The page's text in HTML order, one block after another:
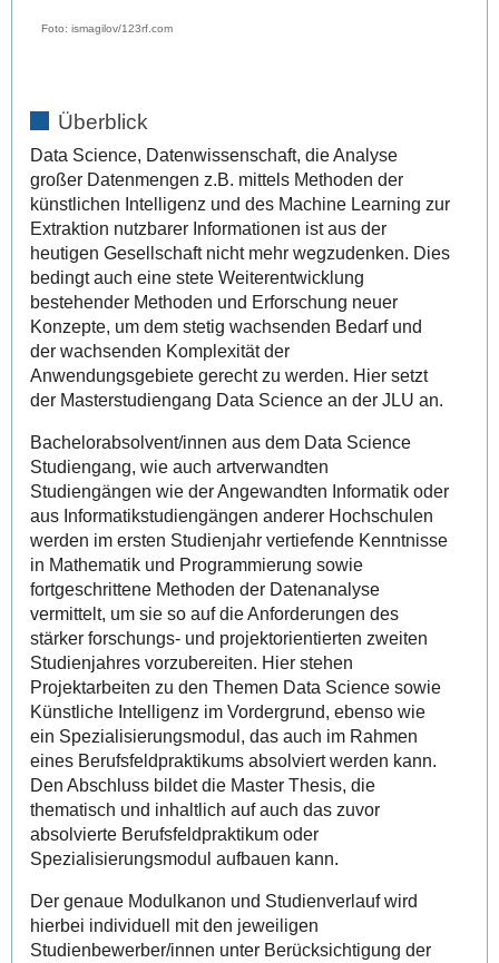
Foto: ismagilov/123rf.com
Überblick
Data Science, Datenwissenschaft, die Analyse
großer Datenmengen z.B. mittels Methoden der
künstlichen Intelligenz und des Machine Learning zur
Extraktion nutzbarer Informationen ist aus der
heutigen Gesellschaft nicht mehr wegzudenken. Dies
bedingt auch eine stete Weiterentwicklung
bestehender Methoden und Erforschung neuer
Konzepte, um dem stetig wachsenden Bedarf und
der wachsenden Komplexität der
Anwendungsgebiete gerecht zu werden. Hier setzt
der Masterstudiengang Data Science an der JLU an.
Bachelorabsolvent/innen aus dem Data Science
Studiengang, wie auch artverwandten
Studiengängen wie der Angewandten Informatik oder
aus Informatikstudiengängen anderer Hochschulen
werden im ersten Studienjahr vertiefende Kenntnisse
in Mathematik und Programmierung sowie
fortgeschrittene Methoden der Datenanalyse
vermittelt, um sie so auf die Anforderungen des
stärker forschungs- und projektorientierten zweiten
Studienjahres vorzubereiten. Hier stehen
Projektarbeiten zu den Themen Data Science sowie
Künstliche Intelligenz im Vordergrund, ebenso wie
ein Spezialisierungsmodul, das auch im Rahmen
eines Berufsfeldpraktikums absolviert werden kann.
Den Abschluss bildet die Master Thesis, die
thematisch und inhaltlich auf auch das zuvor
absolvierte Berufsfeldpraktikum oder
Spezialisierungsmodul aufbauen kann.
Der genaue Modulkanon und Studienverlauf wird
hierbei individuell mit den jeweiligen
Studienbewerber/innen unter Berücksichtigung der